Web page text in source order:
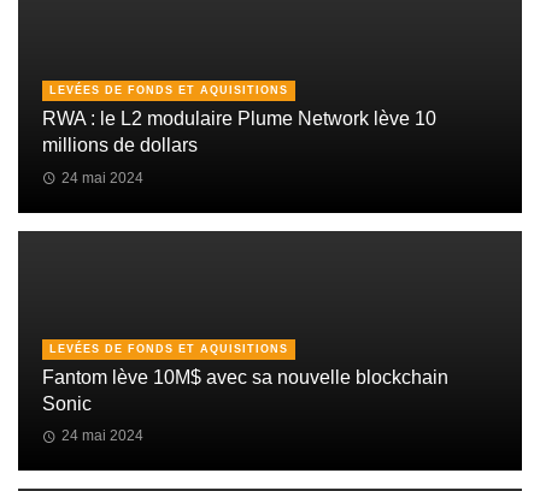
LEVÉES DE FONDS ET AQUISITIONS
RWA : le L2 modulaire Plume Network lève 10
millions de dollars
24 mai 2024
LEVÉES DE FONDS ET AQUISITIONS
Fantom lève 10M$ avec sa nouvelle blockchain
Sonic
24 mai 2024